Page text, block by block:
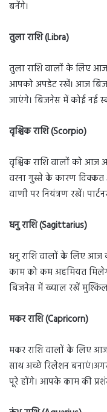
बनेंगे।
तुला राशि (Libra)
तुला राशि वालों के लिए
आपको अपडेट रखें। आज
जाएंगे। बिजनेस में कोई नई
वृश्चिक राशि (Scorpio)
वृश्चिक राशि वालों को आज
वरना गुस्से के कारण
वाणी पर नियंत्रण रखें।
धनु राशि (Sagittarius)
धनु राशि वालों के लिए
काम को कम अहमियत
बिजनेस में ख्याल रखें मुश्किल
मकर राशि (Capricorn)
मकर राशि वालों के लिए
साथ अच्छे रिलेशन
पूरे होंगे। आपके काम की